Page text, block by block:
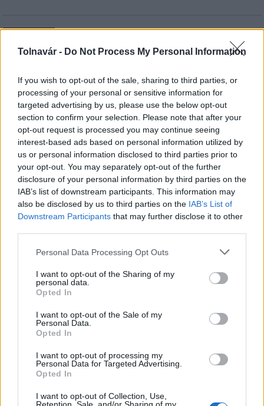
Tolnavár - Do Not Process My Personal Information
If you wish to opt-out of the sale, sharing to third parties, or
processing of your personal or sensitive information for
targeted advertising by us, please use the below opt-out
section to confirm your selection. Please note that after your
opt-out request is processed you may continue seeing
interest-based ads based on personal information utilized by
us or personal information disclosed to third parties prior to
your opt-out. You may separately opt-out of the further
disclosure of your personal information by third parties on the
IAB’s list of downstream participants. This information may
also be disclosed by us to third parties on the IAB’s List of
Downstream Participants that may further disclose it to other
Please note that this website/app uses one or more Google
not limited to your visit or usage behaviour. You may click to
grant or deny consent to Google and its third-party tags to
use your data for below specified purposes in below Google
consent section.
Personal Data Processing Opt Outs
I want to opt-out of the Sharing of my
personal data.
Opted In
I want to opt-out of the Sale of my
Personal Data.
Opted In
I want to opt-out of processing my
Personal Data for Targeted Advertising.
Opted In
I want to opt-out of Collection, Use,
E-mail cím
Feliratkozom a hírlevélre és elfogadom azadatvédelmi
szabályzatot!
FELIRATKOZÁS
LEGFRISSEBB
Megérkezett az eső a Duna vízgyűjtőjére
Megérkezett a rég várt eső a Duna vízgyűjtőjére, a folyó
centiméteres vízszintváltozások jellemzőek.
Kecskeméten is szakirányú továbbképzésekkel erősít a Gál
Ferenc Egyetem
mutató szakmai felkészültség átadása, a folyamatos szakmai